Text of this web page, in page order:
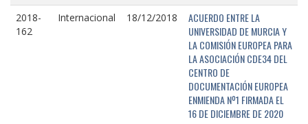
2018-
162
Internacional 18/12/2018
ACUERDO ENTRE LA
UNIVERSIDAD DE MURCIA Y
LA COMISIÓN EUROPEA PARA
LA ASOCIACIÓN CDE34 DEL
CENTRO DE
DOCUMENTACIÓN EUROPEA
ENMIENDA Nº1 FIRMADA EL
16 DE DICIEMBRE DE 2020